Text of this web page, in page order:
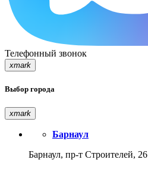
Телефонный звонок
xmark
Выбор города
xmark
Барнаул
Барнаул, пр-т Строителей, 26